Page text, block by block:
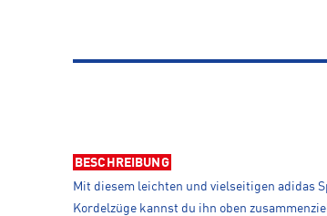
BESCHREIBUNG
Mit diesem leichten und vielseitigen adidas
Kordelzüge kannst du ihn oben